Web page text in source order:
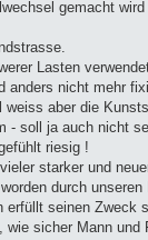
gemacht wird
Lasten
nicht mehr
aber die
- soll ja auch nicht
riesig !
starker und
durch unseren
erfüllt seinen Zweck
sicher Mann und